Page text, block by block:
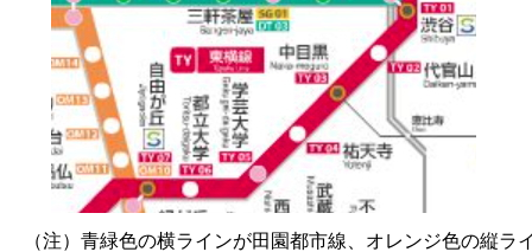
（注）青緑色の横ラインが田園都市線、オレンジ色の縦ラ